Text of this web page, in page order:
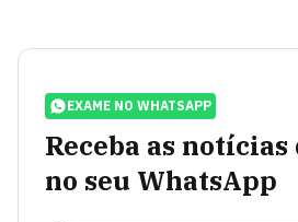
EXAME NO WHATSAPP
Receba as notícias
no seu WhatsApp